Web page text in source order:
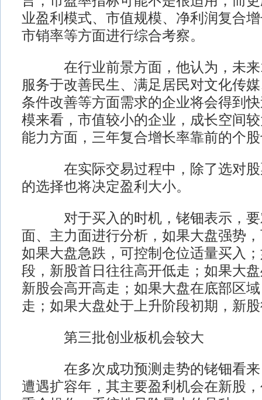
业盈利模式、市值规模、净利润复合
市销率等方面进行综合考察。
在行业前景方面，他认为，未来
服务于改善民生、满足居民对文化传
条件改善等方面需求的企业将会得到
模来看，市值较小的企业，成长空间
能力方面，三年复合增长率靠前的个
在实际交易过程中，除了选对股
的选择也将决定盈利大小。
对于买入的时机，铑钿表示，要
面、主力面进行分析，如果大盘强势
如果大盘急跌，可控制仓位适量买入
段，新股首日往往高开低走；如果大
新股会高开高走；如果大盘在底部区
走；如果大盘处于上升阶段初期，新
第三批创业板机会较大
在多次成功预测走势的铑钿看来
遭遇扩容年，其主要盈利机会在新股